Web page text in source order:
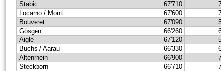
Stabio
67'710
Locarno / Monti
67'600
Bouveret
67'090
Gösgen
66'260
Aigle
67'120
Buchs / Aarau
66'330
Altenrhein
66'900
Steckborn
66'710